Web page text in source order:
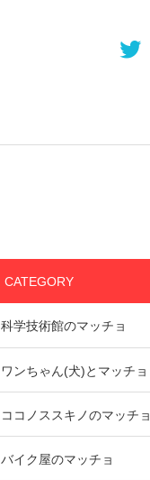
CATEGORY
科学技術館のマッチョ
ワンちゃん(犬)とマッチョ
ココノススキノのマッチョ
バイク屋のマッチョ